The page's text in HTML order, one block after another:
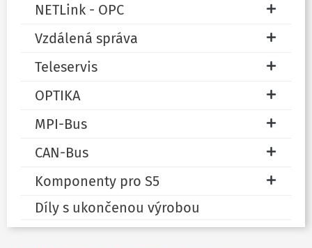
NETLink - OPC
Vzdálená správa
Teleservis
OPTIKA
MPI-Bus
CAN-Bus
Komponenty pro S5
Díly s ukončenou výrobou